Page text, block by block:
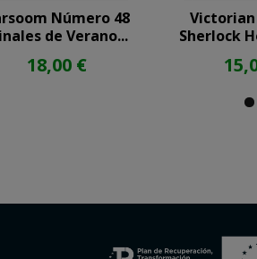
Número 48
de Verano...
18,00 €
Sherlock